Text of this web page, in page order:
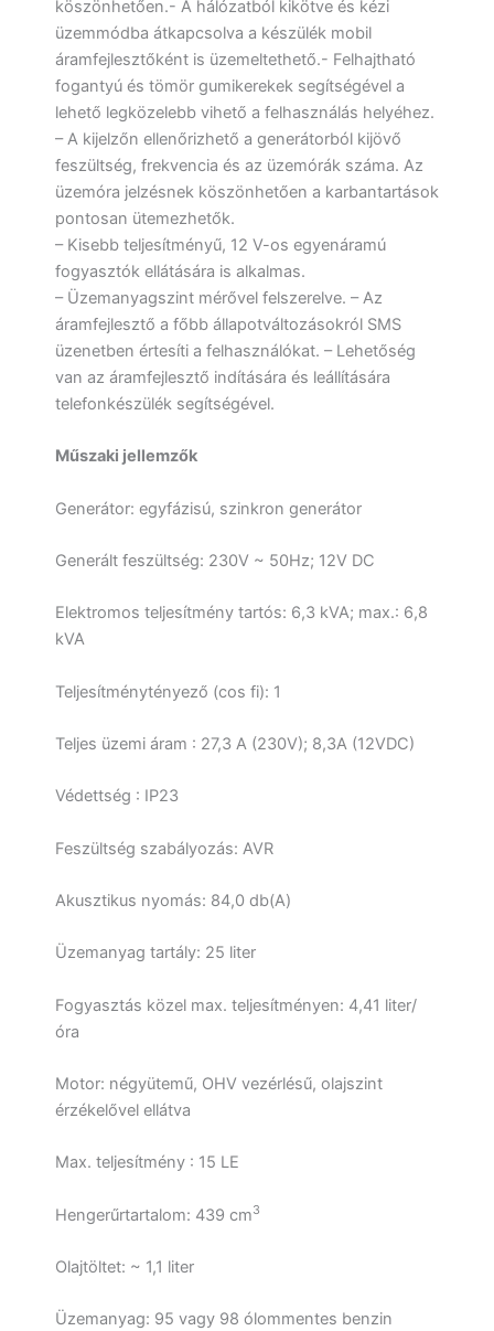
köszönhetően.- A hálózatból kikötve és kézi
üzemmódba átkapcsolva a készülék mobil
áramfejlesztőként is üzemeltethető.- Felhajtható
fogantyú és tömör gumikerekek segítségével a
lehető legközelebb vihető a felhasználás helyéhez.
– A kijelzőn ellenőrizhető a generátorból kijövő
feszültség, frekvencia és az üzemórák száma. Az
üzemóra jelzésnek köszönhetően a karbantartások
pontosan ütemezhetők.
– Kisebb teljesítményű, 12 V-os egyenáramú
fogyasztók ellátására is alkalmas.
– Üzemanyagszint mérővel felszerelve. – Az
áramfejlesztő a főbb állapotváltozásokról SMS
üzenetben értesíti a felhasználókat. – Lehetőség
van az áramfejlesztő indítására és leállítására
telefonkészülék segítségével.
Műszaki jellemzők
Generátor: egyfázisú, szinkron generátor
Generált feszültség: 230V ~ 50Hz; 12V DC
Elektromos teljesítmény tartós: 6,3 kVA; max.: 6,8
kVA
Teljesítménytényező (cos fi): 1
Teljes üzemi áram : 27,3 A (230V); 8,3A (12VDC)
Védettség : IP23
Feszültség szabályozás: AVR
Akusztikus nyomás: 84,0 db(A)
Üzemanyag tartály: 25 liter
Fogyasztás közel max. teljesítményen: 4,41 liter/
óra
Motor: négyütemű, OHV vezérlésű, olajszint
érzékelővel ellátva
Max. teljesítmény : 15 LE
Hengerűrtartalom: 439 cm3
Olajtöltet: ~ 1,1 liter
Üzemanyag: 95 vagy 98 ólommentes benzin